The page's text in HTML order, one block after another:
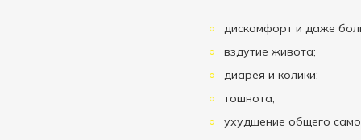
дискомфорт и даже
вздутие живота;
диарея и колики;
тошнота;
ухудшение общего